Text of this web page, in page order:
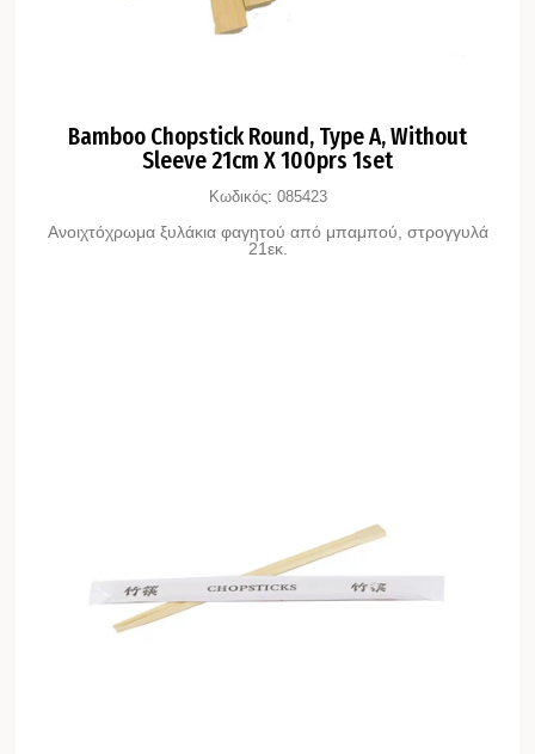
Bamboo Chopstick Round, Type A, Without
Sleeve 21cm X 100prs 1set
Κωδικός: 085423
Ανοιχτόχρωμα ξυλάκια φαγητού από μπαμπού, στρογγυλά
21εκ.